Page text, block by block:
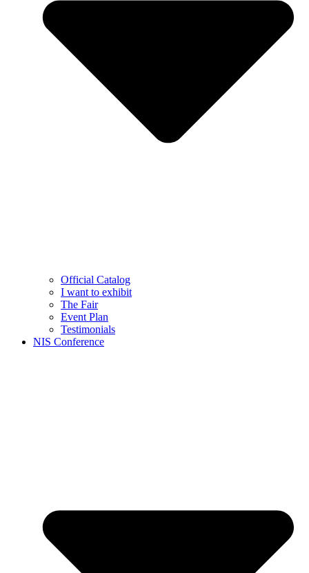
Official Catalog
I want to exhibit
The Fair
Event Plan
Testimonials
NIS Conference